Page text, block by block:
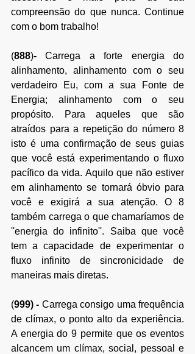
compreensão do que nunca. Continue
com o bom trabalho!
(888)- Carrega a forte energia do
alinhamento, alinhamento com o seu
verdadeiro Eu, com a sua Fonte de
Energia; alinhamento com o seu
propósito. Para aqueles que são
atraídos para a repetição do número 8
isto é uma confirmação de seus guias
que você está experimentando o fluxo
pacífico da vida. Aquilo que não estiver
em alinhamento se tornará óbvio para
você e exigirá a sua atenção. O 8
também carrega o que chamaríamos de
''energia do infinito''. Saiba que você
tem a capacidade de experimentar o
fluxo infinito de sincronicidade de
maneiras mais diretas.
(999) - Carrega consigo uma frequência
de clímax, o ponto alto da experiência.
A energia do 9 permite que os eventos
alcancem um clímax, social, pessoal e